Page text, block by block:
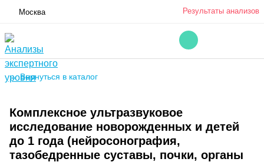
Москва Результаты анализов
← Вернуться в каталог
Комплексное ультразвуковое
исследование новорожденных и детей
до 1 года (нейросонография,
тазобедренные суставы, почки, органы